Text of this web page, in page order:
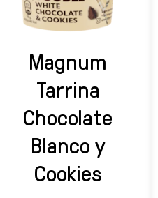
Magnum
Tarrina
Chocolate
Blanco y
Cookies